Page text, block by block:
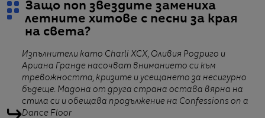
Защо поп звездите замениха
летните хитове с песни за края
на света?
Изпълнители като Charli XCX, Оливия Родриго и
Ариана Гранде насочват вниманието си към
тревожността, кризите и усещането за несигурно
бъдеще. Мадона от друга страна остава вярна на
стила си и обещава продължение на Confessions on a
Dance Floor